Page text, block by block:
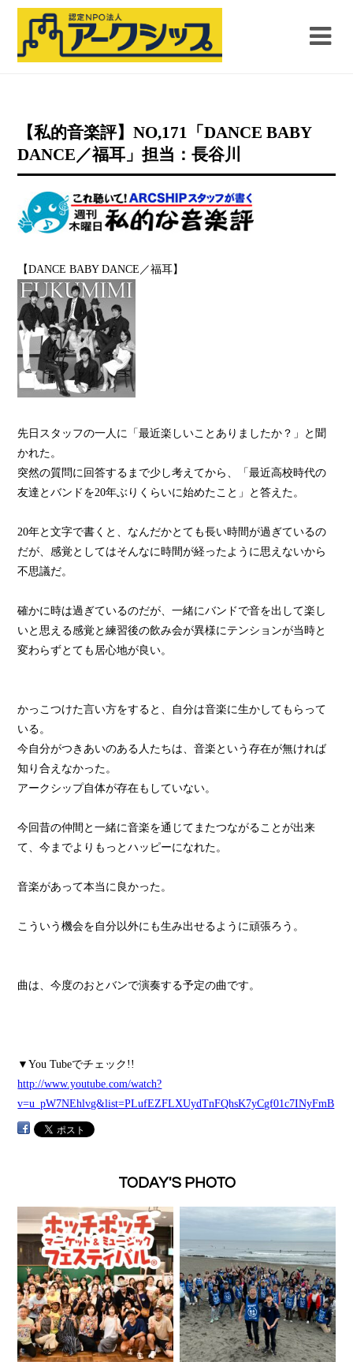
【私的音楽評】NO,171「DANCE BABY
DANCE／福耳」担当：長谷川
【DANCE BABY DANCE／福耳】
先日スタッフの一人に「最近楽しいことありましたか？」と聞
かれた。
突然の質問に回答するまで少し考えてから、「最近高校時代の
友達とバンドを20年ぶりくらいに始めたこと」と答えた。
20年と文字で書くと、なんだかとても長い時間が過ぎているの
だが、感覚としてはそんなに時間が経ったように思えないから
不思議だ。
確かに時は過ぎているのだが、一緒にバンドで音を出して楽し
いと思える感覚と練習後の飲み会が異様にテンションが当時と
変わらずとても居心地が良い。
かっこつけた言い方をすると、自分は音楽に生かしてもらって
いる。
今自分がつきあいのある人たちは、音楽という存在が無ければ
知り合えなかった。
アークシップ自体が存在もしていない。
今回昔の仲間と一緒に音楽を通じてまたつながることが出来
て、今までよりもっとハッピーになれた。
音楽があって本当に良かった。
こういう機会を自分以外にも生み出せるように頑張ろう。
曲は、今度のおとバンで演奏する予定の曲です。
▼You Tubeでチェック!!
http://www.youtube.com/watch?
v=u_pW7NEhlvg&list=PLufEZFLXUydTnFQhsK7yCgf01c7INyFmB
TODAY'S PHOTO